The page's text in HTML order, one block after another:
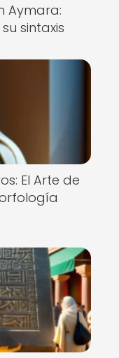
Aymara:
sintaxis
El Arte de